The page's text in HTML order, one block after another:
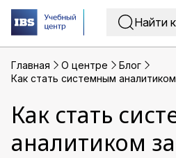
Главная O центре
Блог
Как стать системным
Как стать
аналитиком